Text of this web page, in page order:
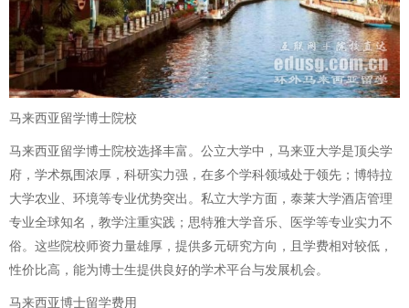
马来西亚留学博士院校
马来西亚留学博士院校选择丰富。公立大学中，马来亚大学是顶尖学
府，学术氛围浓厚，科研实力强，在多个学科领域处于领先；博特拉
大学农业、环境等专业优势突出。私立大学方面，泰莱大学酒店管理
专业全球知名，教学注重实践；思特雅大学音乐、医学等专业实力不
俗。这些院校师资力量雄厚，提供多元研究方向，且学费相对较低，
性价比高，能为博士生提供良好的学术平台与发展机会。
马来西亚博士留学费用